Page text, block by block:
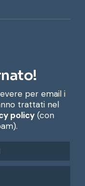
per email i
trattati nel
policy(con